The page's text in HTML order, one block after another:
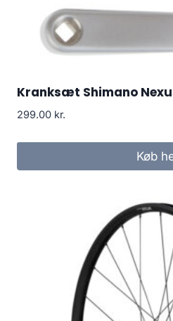
Kranksæt Shimano
299.00 kr.
Køb